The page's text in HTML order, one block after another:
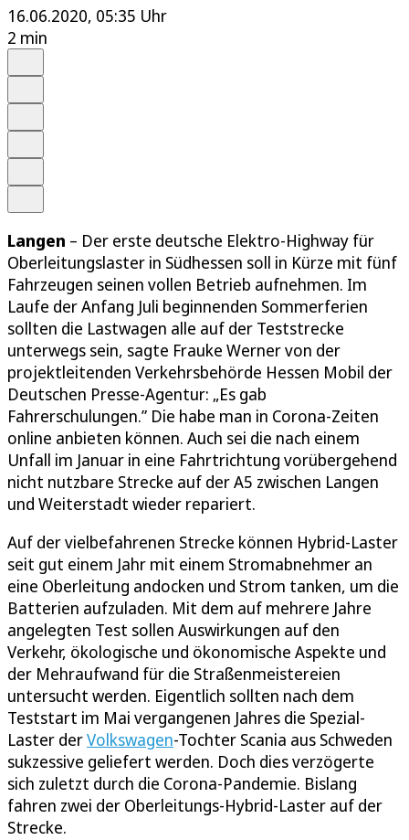
16.06.2020, 05:35 Uhr
2 min
Langen – Der erste deutsche Elektro-Highway für
Oberleitungslaster in Südhessen soll in Kürze mit fünf
Fahrzeugen seinen vollen Betrieb aufnehmen. Im
Laufe der Anfang Juli beginnenden Sommerferien
sollten die Lastwagen alle auf der Teststrecke
unterwegs sein, sagte Frauke Werner von der
projektleitenden Verkehrsbehörde Hessen Mobil der
Deutschen Presse-Agentur: „Es gab
Fahrerschulungen.” Die habe man in Corona-Zeiten
online anbieten können. Auch sei die nach einem
Unfall im Januar in eine Fahrtrichtung vorübergehend
nicht nutzbare Strecke auf der A5 zwischen Langen
und Weiterstadt wieder repariert.
Auf der vielbefahrenen Strecke können Hybrid-Laster
seit gut einem Jahr mit einem Stromabnehmer an
eine Oberleitung andocken und Strom tanken, um die
Batterien aufzuladen. Mit dem auf mehrere Jahre
angelegten Test sollen Auswirkungen auf den
Verkehr, ökologische und ökonomische Aspekte und
der Mehraufwand für die Straßenmeistereien
untersucht werden. Eigentlich sollten nach dem
Teststart im Mai vergangenen Jahres die Spezial-
Laster derVolkswagen-Tochter Scania aus Schweden
sukzessive geliefert werden. Doch dies verzögerte
sich zuletzt durch die Corona-Pandemie. Bislang
fahren zwei der Oberleitungs-Hybrid-Laster auf der
Strecke.